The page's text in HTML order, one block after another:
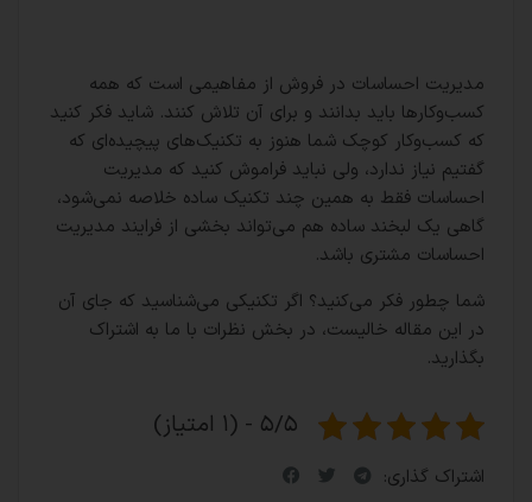
مدیریت احساسات در فروش از مفاهیمی است که همه
کسب‌وکارها باید بدانند و برای آن تلاش کنند. شاید فکر کنید
که کسب‌وکار کوچک شما هنوز به تکنیک‌های پیچیده‌ای که
گفتیم نیاز ندارد، ولی نباید فراموش کنید که مدیریت
احساسات فقط به همین چند تکنیک ساده خلاصه نمی‌شود،
گاهی یک لبخند ساده هم می‌تواند بخشی از فرایند مدیریت
احساسات مشتری باشد.
شما چطور فکر می‌کنید؟ اگر تکنیکی می‌شناسید که جای آن
در این مقاله خالیست، در بخش نظرات با ما به اشتراک
بگذارید.
۵/۵ - (۱ امتیاز)
اشتراک گذاری: